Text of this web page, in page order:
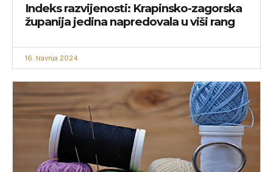
Indeks razvijenosti: Krapinsko-zagorska
županija jedina napredovala u viši rang
16. travnja 2024.